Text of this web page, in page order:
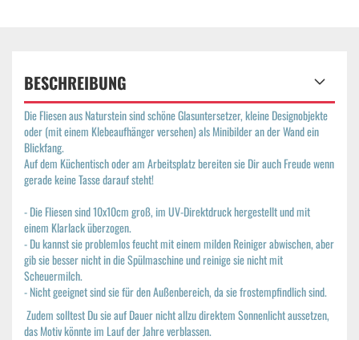
BESCHREIBUNG
Die Fliesen aus Naturstein sind schöne Glasuntersetzer, kleine Designobjekte
oder (mit einem Klebeaufhänger versehen) als Minibilder an der Wand ein
Blickfang.
Auf dem Küchentisch oder am Arbeitsplatz bereiten sie Dir auch Freude wenn
gerade keine Tasse darauf steht!
- Die Fliesen sind 10x10cm groß, im UV-Direktdruck hergestellt und mit
einem Klarlack überzogen.
- Du kannst sie problemlos feucht mit einem milden Reiniger abwischen, aber
gib sie besser nicht in die Spülmaschine und reinige sie nicht mit
Scheuermilch.
- Nicht geeignet sind sie für den Außenbereich, da sie frostempfindlich sind.
Zudem solltest Du sie auf Dauer nicht allzu direktem Sonnenlicht aussetzen,
das Motiv könnte im Lauf der Jahre verblassen.